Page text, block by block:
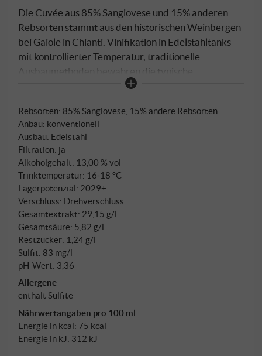
Die Cuvée aus 85% Sangiovese und 15% anderen
Rebsorten stammt aus den historischen Weinbergen
bei Gaiole in Chianti. Vinifikation in Edelstahltanks
mit kontrollierter Temperatur, traditionelle
Ausbaumethoden bewahren die typische
Sangiovese-Frische und den authentischen Chianti-
ist dunkel-fruchtig geprägt: Schwarzkirschen und
Johannisbeeren, dazu elegante Veilchennoten und
balsamische Anklänge von Süßholz und Minze. Am
Gaumen saftig und erfrischend mit der
charakteristischen spielerischen Säure des
Sangiovese, samtiger Würze und charmanten
Fruchtnoten, die bis in den Nachhall präsent bleiben.
Ein unkomplizierter, aber raffinierter Chianti von
bemerkenswerter Authentizität. SUPERIORE.DE
Rebsorten: 85% Sangiovese, 15% andere Rebsorten
Anbau: konventionell
Ausbau: Edelstahl
Filtration: ja
Alkoholgehalt: 13,00 % vol
Trinktemperatur: 16‑18 °C
Lagerpotenzial: 2029+
Verschluss: Drehverschluss
Gesamtextrakt: 29,15 g/l
Gesamtsäure: 5,82 g/l
Restzucker: 1,24 g/l
Sulfit: 83 mg/l
pH-Wert: 3,36
Allergene
enthält Sulfite
Nährwertangaben pro 100 ml
Energie in kcal: 75 kcal
Energie in kJ: 312 kJ